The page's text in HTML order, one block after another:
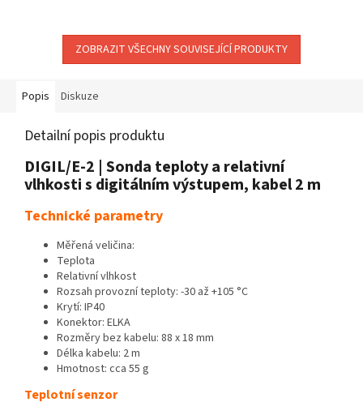
počítače přes...
připojení. Je...
ZOBRAZIT VŠECHNY SOUVISEJÍCÍ PRODUKTY
Popis Diskuze
Detailní popis produktu
DIGIL/E-2 | Sonda teploty a relativní
vlhkosti s digitálním výstupem, kabel 2 m
Technické parametry
Měřená veličina:
Teplota
Relativní vlhkost
Rozsah provozní teploty: -30 až +105 °C
Krytí: IP40
Konektor: ELKA
Rozměry bez kabelu: 88 x 18 mm
Délka kabelu: 2 m
Hmotnost: cca 55 g
Teplotní senzor